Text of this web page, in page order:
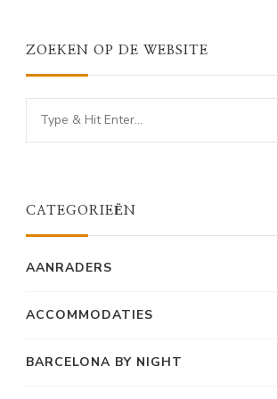
ZOEKEN OP DE WEBSITE
Looking
for
CATEGORIEËN
AANRADERS
ACCOMMODATIES
BARCELONA BY NIGHT